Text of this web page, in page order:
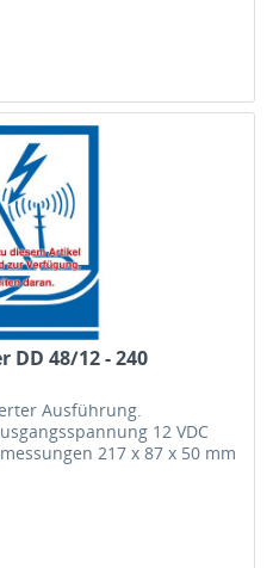
DD 48/12 - 240
Ausführung.
12 VDC
217 x 87 x 50 mm